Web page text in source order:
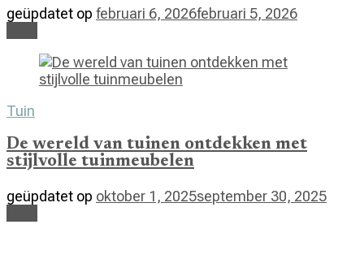
geüpdatet op februari 6, 2026februari 5, 2026
Tuin
De wereld van tuinen ontdekken met
stijlvolle tuinmeubelen
geüpdatet op oktober 1, 2025september 30, 2025